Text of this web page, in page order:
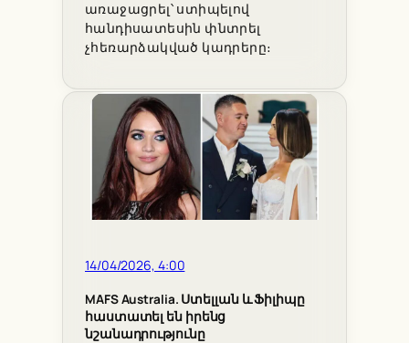
առաջացրել՝ ստիպելով
հանդիսատեսին փնտրել
չհեռարձակված կադրերը։
14/04/2026, 4:00
MAFS Australia. Ստելլան և Ֆիլիպը
հաստատել են իրենց
նշանադրությունը